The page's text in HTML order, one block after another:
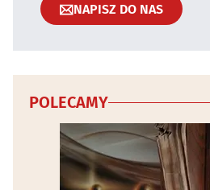
NAPISZ DO NAS
POLECAMY